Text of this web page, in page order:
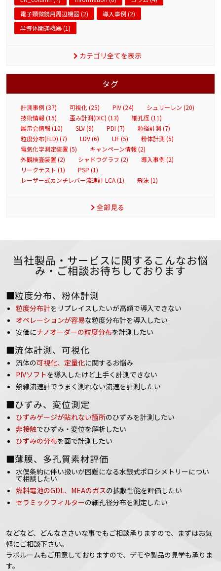
電子顕微鏡用周辺機器 (2)
導入事例 (2)
半導体関連機器 (1)
カテゴリ全てを表示
タグ
計測事例 (37) 可視化 (25) PIV (24)
シュリーレン (20)
技術情報 (15)
歪み計測(DIC) (13)
細孔径 (11)
展示会情報 (10)
SLV (9) PDI (7)
粒径計測 (7)
粒度分布(FLD) (7)
LDV (6) LIF (5)
粉体計測 (5)
電気化学測定装置 (5)
キャンペーン情報 (2)
外観検査装置 (2)
シャドウグラフ (2)
導入事例 (2)
リークテスト (1)
PSP (1)
レーザー式カンチレバー流速計 LCA (1)
飛沫 (1)
全部見る
当社製品・サービスに関するこんなお悩
み・ご相談お待ちしております
■粒度分布、粉体計測
粒度分布計をリプレイスしたいが高額で導入できない
オペレーションが容易な粒度分布計を導入したい
安価にナノオーダーの粒度分布を計測したい
■流体計測、可視化
流体の可視化、定量化に関するお悩み
PIVソフトを導入したけど上手く計測できない
熱線流速計でうまく測れない流速を計測したい
■ひずみ、変位測定
ひずみゲージが貼れない箇所のひずみを計測したい
非接触でひずみ・変位を解析したい
ひずみの分布を面で計測したい
■薄膜、多孔質素材評価
水俣条約に伴い扱いが困難になる水銀式ポロシメトリーについ
て相談したい
燃料電池のGDL、MEAのガスの拡散性能を評価したい
セラミックフィルターの細孔径分布を測定したい
などなど、どんなささいな事でもご相談承りますので、まずはお気
軽にご相談下さい。
ラボルームもご用意しておりますので、デモや製品の見学も承りま
す。